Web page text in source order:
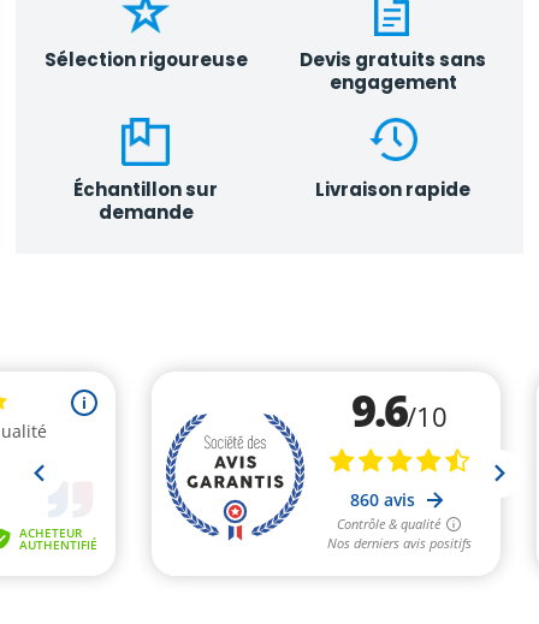
Sélection rigoureuse
Devis gratuits sans
engagement
Échantillon sur
demande
Livraison rapide